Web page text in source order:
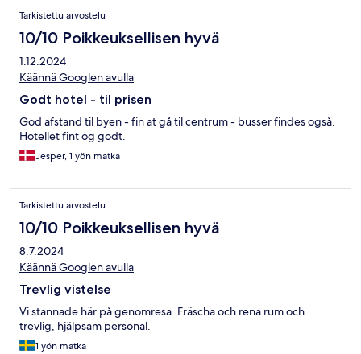
Tarkistettu arvostelu
10/10 Poikkeuksellisen hyvä
1.12.2024
Käännä Googlen avulla
Godt hotel - til prisen
God afstand til byen - fin at gå til centrum - busser findes også.
Hotellet fint og godt.
Jesper, 1 yön matka
Tarkistettu arvostelu
10/10 Poikkeuksellisen hyvä
8.7.2024
Käännä Googlen avulla
Trevlig vistelse
Vi stannade här på genomresa. Fräscha och rena rum och
trevlig, hjälpsam personal.
1 yön matka